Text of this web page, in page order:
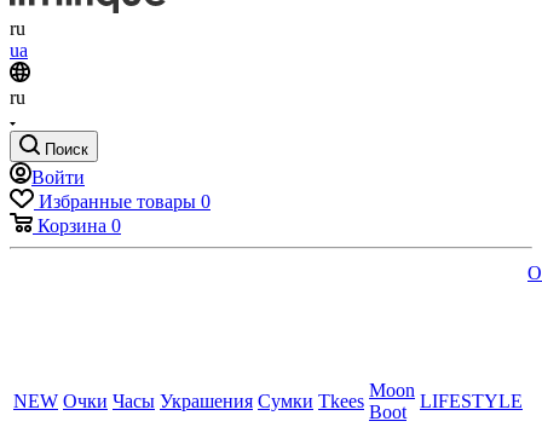
ru
ua
ru
Поиск
Войти
Избранные товары 0
Корзина 0
NEW Очки Часы Украшения Сумки Tkees
Moon
Boot
LIFESTYLE